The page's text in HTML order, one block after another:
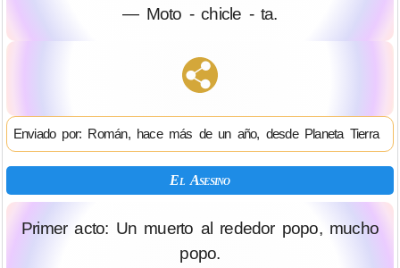
— Moto - chicle - ta.
Enviado por: Román, hace más de un año, desde Planeta Tierra
El Asesino
Primer acto: Un muerto al rededor popo, mucho
popo.